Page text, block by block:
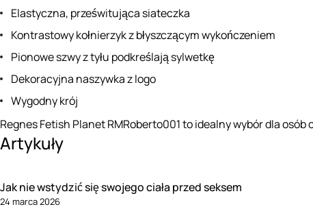
Elastyczna, prześwitująca siateczka
Kontrastowy kołnierzyk z błyszczącym wykończeniem
Pionowe szwy z tyłu podkreślają sylwetkę
Dekoracyjna naszywka z logo
Wygodny krój
Regnes Fetish Planet RMRoberto001 to idealny wybór dla
Artykuły
Jak nie wstydzić się swojego ciała przed seksem
24 marca 2026